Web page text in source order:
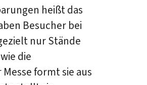
heißt das
Besucher bei
nur Stände
die
Messe formt sie aus